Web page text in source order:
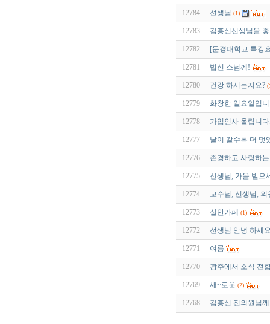
12784 선생님 (1)
12783 김홍신선생님을
12782 [문경대학교 특강
12781 법선 스님께!
12780 건강 하시는지요?
12779 화창한 일요일입
12778 가입인사 올립니
12777 날이 갈수록 더 멋
12776 존경하고 사랑하
12775 선생님, 가을 받으
12774 교수님, 선생님,
12773 실안카페 (1)
12772 선생님 안녕 하세
12771 여름
12770 광주에서 소식 전
12769 새~로운 (2)
12768 김홍신 전의원님